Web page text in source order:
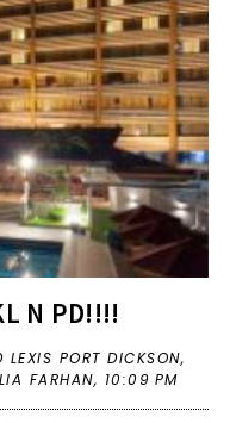
N PD!!!!
LEXIS PORT DICKSON,
FARHAN, 10:09 PM